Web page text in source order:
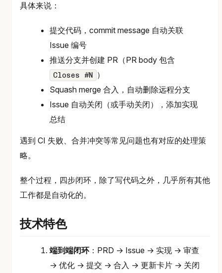
具体来说：
提交代码，commit message 自动关联
Issue 编号
推送分支并创建 PR（PR body 包含
Closes #N
）
Squash merge 合入，自动删除远程分支
Issue 自动关闭（或手动关闭），添加实现
总结
遇到 CI 失败、合并冲突等常见问题也有对应的处理策
略。
整个过程，四步闭环，除了写代码之外，几乎所有其他
工作都是自动化的。
技术特色
端到端闭环：PRD → Issue → 实现 → 审查
→ 优化 → 提交 → 合入 → 更新卡片 → 关闭